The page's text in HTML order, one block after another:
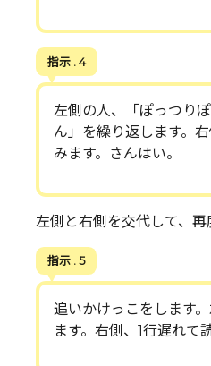
指示 . 4
左側の人、「ぽっつり
ん」を繰り返します。
みます。さんはい。
左側と右側を交代して、再
指示 . 5
追いかけっこをします
ます。右側、1行遅れて